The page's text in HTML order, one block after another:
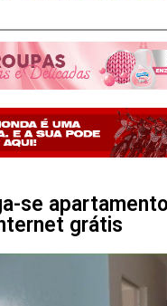
se
grátis